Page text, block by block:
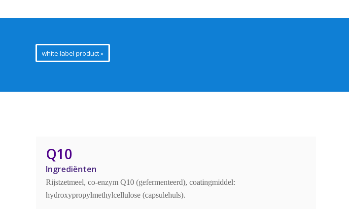
white label product
Q10
Ingrediënten
Rijstzetmeel, co-enzym Q10 (gefermenteerd), coatingmiddel:
hydroxypropylmethylcellulose (capsulehuls).